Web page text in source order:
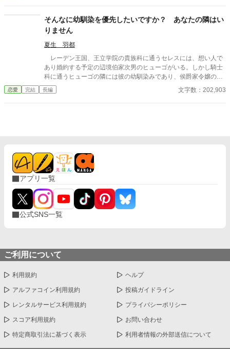
ゃない……だから、あたし」 一歩近付くパティに、リッキーが
一歩、後退る。明らかな動揺が見えた。 「そ、そんな顔しても無
駄だよ。きみから侯爵令息に言い寄っていたことも、その侯爵令
息に最近婚約者ができたことも、ぼくだってちゃんと知ってるん
だからな。あてがはずれて、仕方なくぼくのところに戻って来た
んだろ？！」 「……そんな、ひどい」 しくしくと、パティは泣
き出した。リッキーが、うっと怯む。 「ど、どちらにせよ、もう
遅いよ。ぼくには婚約者がいる。きみだって知ってるだろ？」
「あたしが好きなら、そんなもの、解消すればいいじゃない！」
目を輝かせた。 「好き！ 大好き！」 リッキーは「そ、そっ
か……」と、満更でもない様子だ。それは、パティも感じたのだ
ろう。 「リッキー。ねえ、どうなの？ 返事は？」 パティが詰
め寄る。悩んだすえのリッキーの答えは、 「……少し、考える時
間がほしい」 だった。 ※この作品は、小説家になろう様にも掲
載しています。
そんなに幼馴染を優先したいですか？ あなたの隣はい
りません
夏生 羽都
レーデン王国、王立学院の貴族科に通うセレスには、想い人で
あり婚約する予定の辺境伯家次男のヒューゴがいる。しかし騎士
科に通うヒューゴの隣には彼の幼馴染みであり、侯爵家令嬢のニ
ーナがいつもいるのだった。 子爵家に後見をしてもらう事で学
院へ通っているセレスは、高位貴族であるニーナとヒューゴに強
ちかける街の中を歩くセレスは、帰り道が分からずに迷子になっ
てしまう。そんなセレスを偶然見かけて声をかけてくれたのが、
帝国からの留学生でセレスと同じクラスのアルウィンだった。 ※
作者独自の世界観によって創作された物語です。細かな設定やス
トーリー展開等が気になる方は、ブラウザバックをお願い致しま
す。 ※感想はありがたく拝読させていただいていますが、公開す
べきではないと作者が判断いたしました感想につきましては却下
恋愛 完結 長編 文字数：202,903
アプリ一覧
公式SNS一覧
ご利用について
利用規約 ヘルプ
アルファコイン利用規約 投稿ガイドライン
レンタルサービス利用規約 プライバシーポリシー
スコア利用規約 お問い合わせ
特定商取引法に基づく表示 利用者情報の外部送信について